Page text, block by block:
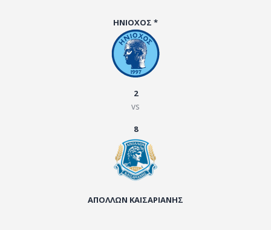
ΣΥΝΕΝΤΕΥΞΕΙΣ
ΗΝΙΟΧΟΣ *
2
vs
8
ΑΠΟΛΛΩΝ ΚΑΙΣΑΡΙΑΝΗΣ